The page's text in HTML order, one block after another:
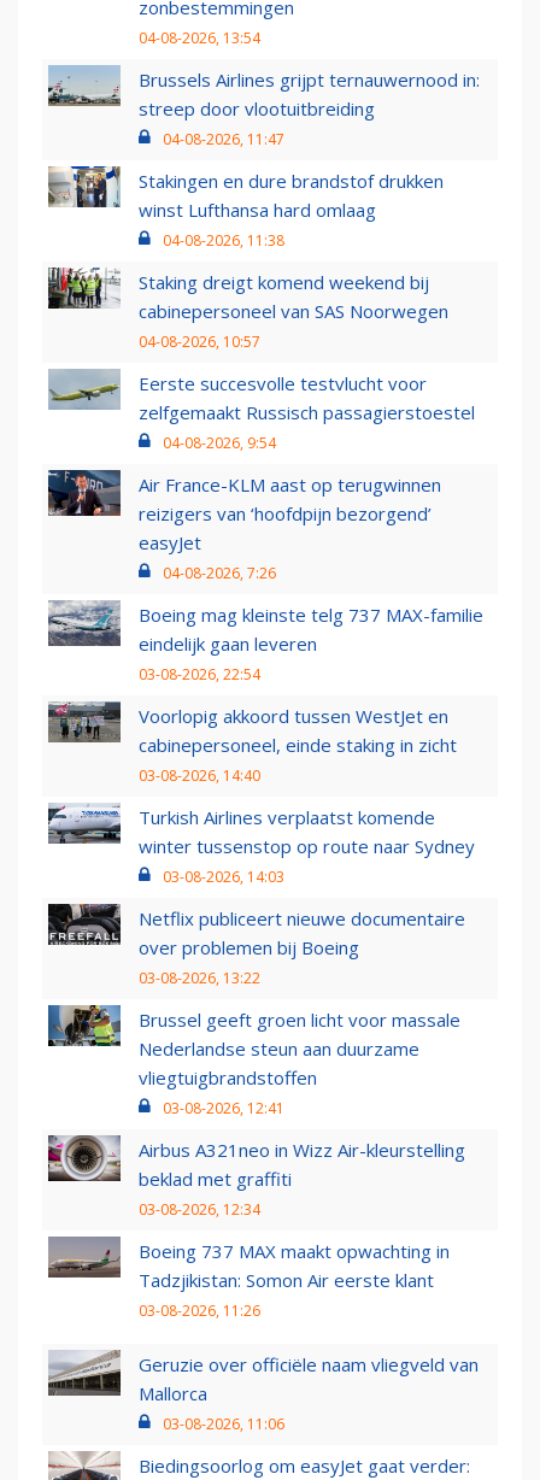
zonbestemmingen
04-08-2026, 13:54
Brussels Airlines grijpt ternauwernood in:
streep door vlootuitbreiding
04-08-2026, 11:47
Stakingen en dure brandstof drukken
winst Lufthansa hard omlaag
04-08-2026, 11:38
Staking dreigt komend weekend bij
cabinepersoneel van SAS Noorwegen
04-08-2026, 10:57
Eerste succesvolle testvlucht voor
zelfgemaakt Russisch passagierstoestel
04-08-2026, 9:54
Air France-KLM aast op terugwinnen
reizigers van ‘hoofdpijn bezorgend’
easyJet
04-08-2026, 7:26
Boeing mag kleinste telg 737 MAX-familie
eindelijk gaan leveren
03-08-2026, 22:54
Voorlopig akkoord tussen WestJet en
cabinepersoneel, einde staking in zicht
03-08-2026, 14:40
Turkish Airlines verplaatst komende
winter tussenstop op route naar Sydney
03-08-2026, 14:03
Netflix publiceert nieuwe documentaire
over problemen bij Boeing
03-08-2026, 13:22
Brussel geeft groen licht voor massale
Nederlandse steun aan duurzame
vliegtuigbrandstoffen
03-08-2026, 12:41
Airbus A321neo in Wizz Air-kleurstelling
beklad met graffiti
03-08-2026, 12:34
Boeing 737 MAX maakt opwachting in
Tadzjikistan: Somon Air eerste klant
03-08-2026, 11:26
Geruzie over officiële naam vliegveld van
Mallorca
03-08-2026, 11:06
Biedingsoorlog om easyJet gaat verder: